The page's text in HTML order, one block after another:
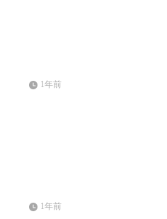
1年前
1年前